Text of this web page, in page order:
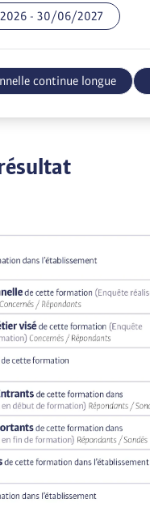
- 30/06/2027
continue longue